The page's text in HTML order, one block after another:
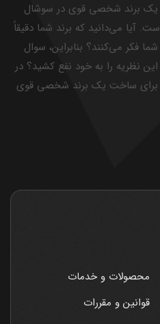
برند شخصی قوی در سوشال
آیا می‌دانید که برند شما دقیقاً
فکر می‌کنند؟ بنابراین، سوال
نظریه را به خود نفع کشید؟ در
برای ساخت یک برند شخصی قوی
محصولات و خدمات
قوانین و مقررات